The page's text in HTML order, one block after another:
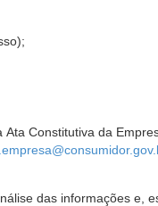
Constitutiva da
das informações e,